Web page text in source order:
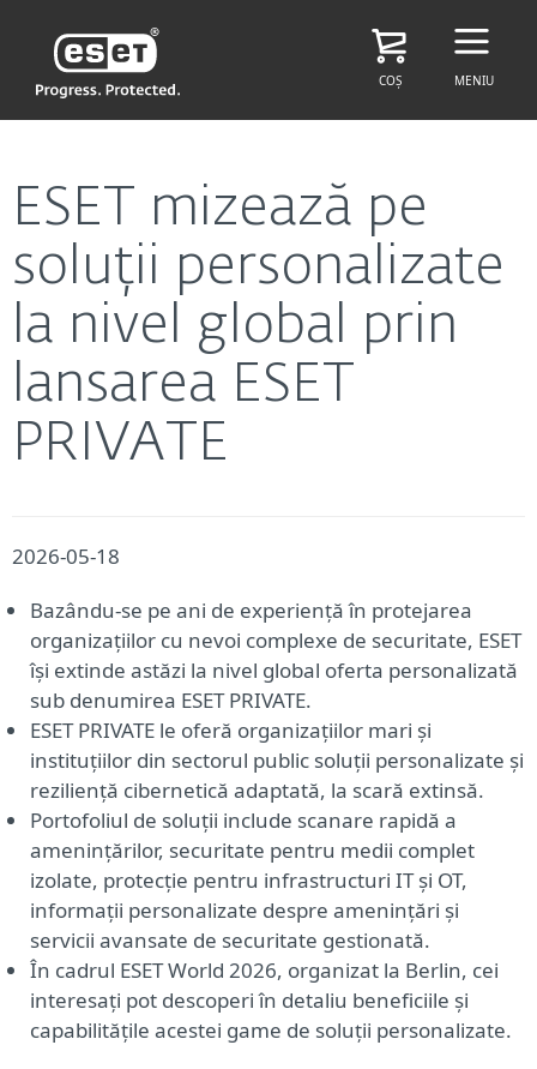
COȘ MENIU
ESET mizează pe
soluții personalizate
la nivel global prin
lansarea ESET
PRIVATE
2026-05-18
Bazându-se pe ani de experiență în protejarea
organizațiilor cu nevoi complexe de securitate, ESET
își extinde astăzi la nivel global oferta personalizată
sub denumirea ESET PRIVATE.
ESET PRIVATE le oferă organizațiilor mari și
instituțiilor din sectorul public soluții personalizate și
reziliență cibernetică adaptată, la scară extinsă.
Portofoliul de soluții include scanare rapidă a
amenințărilor, securitate pentru medii complet
izolate, protecție pentru infrastructuri IT și OT,
informații personalizate despre amenințări și
servicii avansate de securitate gestionată.
În cadrul ESET World 2026, organizat la Berlin, cei
interesați pot descoperi în detaliu beneficiile și
capabilitățile acestei game de soluții personalizate.